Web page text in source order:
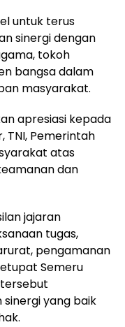
untuk terus
sinergi dengan
tokoh
bangsa dalam
masyarakat.
apresiasi kepada
TNI, Pemerintah
atas
dan
jajaran
tugas,
pengamanan
Semeru
yang baik